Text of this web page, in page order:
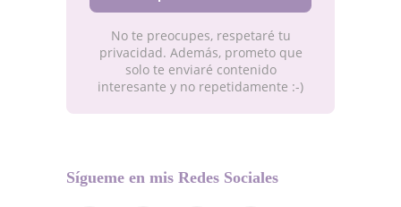
No te preocupes, respetaré tu
privacidad. Además, prometo que
solo te enviaré contenido
interesante y no repetidamente :-)
Sígueme en mis Redes Sociales